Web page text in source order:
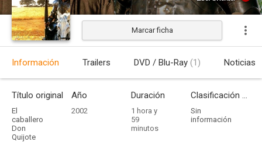
Marcar ficha
Información Trailers DVD / Blu-Ray (1) Noticias
Título original
El
caballero
Don
Quijote
Año
2002
Duración
1 hora y
59
minutos
Clasificación por edades
Sin
información